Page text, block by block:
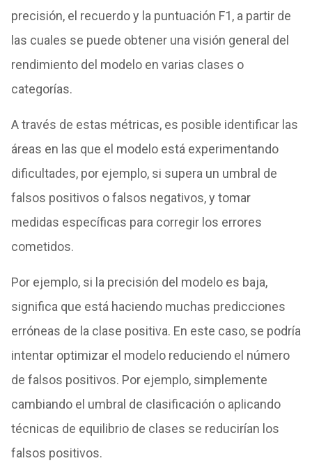
precisión, el recuerdo y la puntuación F1, a partir de
las cuales se puede obtener una visión general del
rendimiento del modelo en varias clases o
categorías.
A través de estas métricas, es posible identificar las
áreas en las que el modelo está experimentando
dificultades, por ejemplo, si supera un umbral de
falsos positivos o falsos negativos, y tomar
medidas específicas para corregir los errores
cometidos.
Por ejemplo, si la precisión del modelo es baja,
significa que está haciendo muchas predicciones
erróneas de la clase positiva. En este caso, se podría
intentar optimizar el modelo reduciendo el número
de falsos positivos. Por ejemplo, simplemente
cambiando el umbral de clasificación o aplicando
técnicas de equilibrio de clases se reducirían los
falsos positivos.